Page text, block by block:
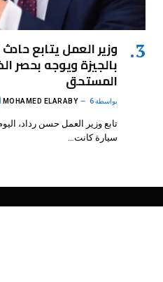
وزير العمل يتابع
بالجيزة ويوجه بحصر
المستحق
بواسطة MOHAMED ELARABY 6 أغسطس، 2026
تابع وزير العمل حسن رداد،
سيارة كانت…